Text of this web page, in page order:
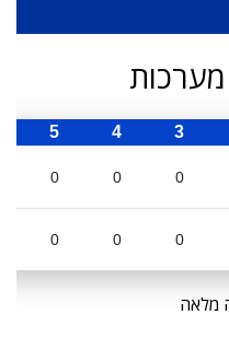
3
4
5
0
0
0
0
0
0
מלאה